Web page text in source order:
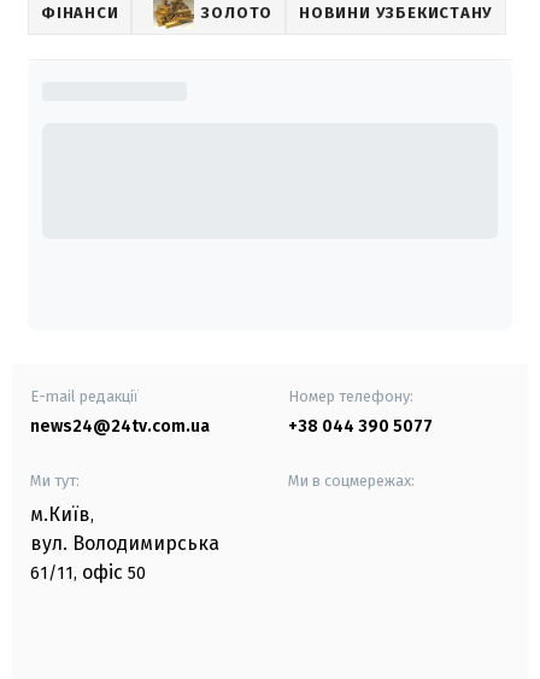
ФІНАНСИ ЗОЛОТО НОВИНИ УЗБЕКИСТАНУ
E-mail редакції
news24@24tv.com.ua
Номер телефону:
+38 044 390 5077
Ми тут:
м.Київ,
вул. Володимирська
61/11, офіс 50
Ми в соцмережах: